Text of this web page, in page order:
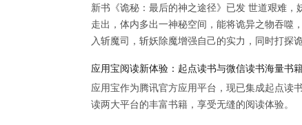
新书《诡秘：最后的神之途径》已发 世道艰难
走出，体内多出一神秘空间，能将诡异之物吞噬
入斩魔司，斩妖除魔增强自己的实力，同时打探
应用宝阅读新体验：起点读书与微信读书海量书
应用宝作为腾讯官方应用平台，现已集成起点读
读两大平台的丰富书籍，享受无缝的阅读体验。